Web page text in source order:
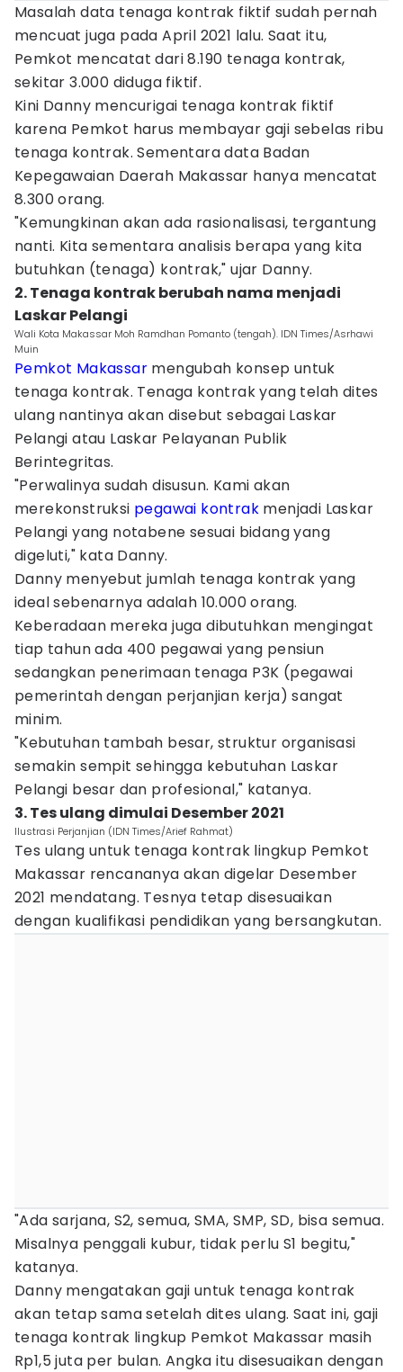
Masalah data tenaga kontrak fiktif sudah pernah
mencuat juga pada April 2021 lalu. Saat itu,
Pemkot mencatat dari 8.190 tenaga kontrak,
sekitar 3.000 diduga fiktif.
Kini Danny mencurigai tenaga kontrak fiktif
karena Pemkot harus membayar gaji sebelas ribu
tenaga kontrak. Sementara data Badan
Kepegawaian Daerah Makassar hanya mencatat
8.300 orang.
"Kemungkinan akan ada rasionalisasi, tergantung
nanti. Kita sementara analisis berapa yang kita
butuhkan (tenaga) kontrak," ujar Danny.
2. Tenaga kontrak berubah nama menjadi
Laskar Pelangi
Wali Kota Makassar Moh Ramdhan Pomanto (tengah). IDN Times/Asrhawi
Muin
Pemkot Makassar mengubah konsep untuk
tenaga kontrak. Tenaga kontrak yang telah dites
ulang nantinya akan disebut sebagai Laskar
Pelangi atau Laskar Pelayanan Publik
Berintegritas.
"Perwalinya sudah disusun. Kami akan
merekonstruksi pegawai kontrak menjadi Laskar
Pelangi yang notabene sesuai bidang yang
digeluti," kata Danny.
Danny menyebut jumlah tenaga kontrak yang
ideal sebenarnya adalah 10.000 orang.
Keberadaan mereka juga dibutuhkan mengingat
tiap tahun ada 400 pegawai yang pensiun
sedangkan penerimaan tenaga P3K (pegawai
pemerintah dengan perjanjian kerja) sangat
minim.
"Kebutuhan tambah besar, struktur organisasi
semakin sempit sehingga kebutuhan Laskar
Pelangi besar dan profesional," katanya.
3. Tes ulang dimulai Desember 2021
Ilustrasi Perjanjian (IDN Times/Arief Rahmat)
Tes ulang untuk tenaga kontrak lingkup Pemkot
Makassar rencananya akan digelar Desember
2021 mendatang. Tesnya tetap disesuaikan
dengan kualifikasi pendidikan yang bersangkutan.
"Ada sarjana, S2, semua, SMA, SMP, SD, bisa semua.
Misalnya penggali kubur, tidak perlu S1 begitu,"
katanya.
Danny mengatakan gaji untuk tenaga kontrak
akan tetap sama setelah dites ulang. Saat ini, gaji
tenaga kontrak lingkup Pemkot Makassar masih
Rp1,5 juta per bulan. Angka itu disesuaikan dengan